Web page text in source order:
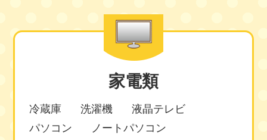
家電類
冷蔵庫 洗濯機
液晶テレビ
パソコン
ノートパソコン